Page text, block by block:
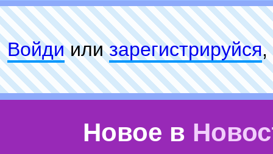
Войдиилизарeгиcтpируйся,
Новое в